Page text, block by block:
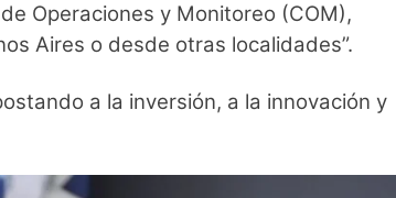
Operaciones y Monitoreo (COM),
Aires o desde otras localidades”.
a la inversión, a la innovación y